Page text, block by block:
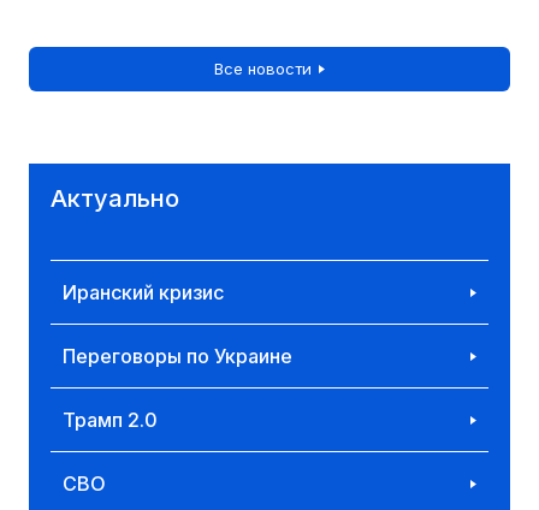
Все новости
Актуально
Иранский кризис
Переговоры по Украине
Трамп 2.0
СВО